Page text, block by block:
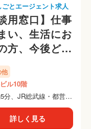
ごとエージェント求人
用窓口】仕事
い、生活にお
方、今後どう
良いか一緒に
せんか？
他
ル10階
分、JR総武線・都営新
詳しく見る